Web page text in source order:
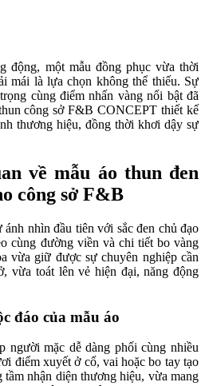
động, một mẫu đồng phục vừa thời
mái là lựa chọn không thể thiếu. Sự
cùng điểm nhấn vàng nổi bật đã
công sở F&B CONCEPT thiết kế
thương hiệu, đồng thời khơi dậy sự
về mẫu áo thun đen
công sở F&B
nhìn đầu tiên với sắc đen chủ đạo
cùng đường viền và chi tiết bo vàng
vừa giữ được sự chuyên nghiệp cần
vừa toát lên vẻ hiện đại, năng động
đáo của mẫu áo
người mặc dễ dàng phối cùng nhiều
điểm xuyết ở cổ, vai hoặc bo tay tạo
tầm nhận diện thương hiệu, vừa mang